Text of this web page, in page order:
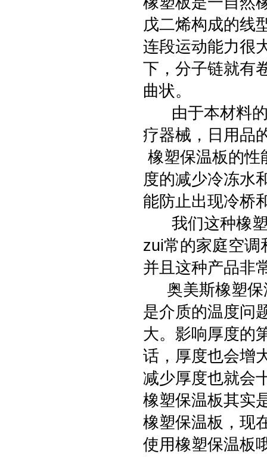
戊二烯构成的线
连段运动能力很
下，分子链就有
曲状。
由于本材料的
疗器械，日用品
橡塑保温板的性
度的减少冷冻水
能防止出现冷桥
我们这种橡塑
zui常的家庭空调
并且这种产品非
奥美斯橡塑保
是介质的温度问
大。影响厚度的
话，厚度也会增
减少厚度也就会
橡塑保温板其实
橡塑保温板，现
使用橡塑保温板